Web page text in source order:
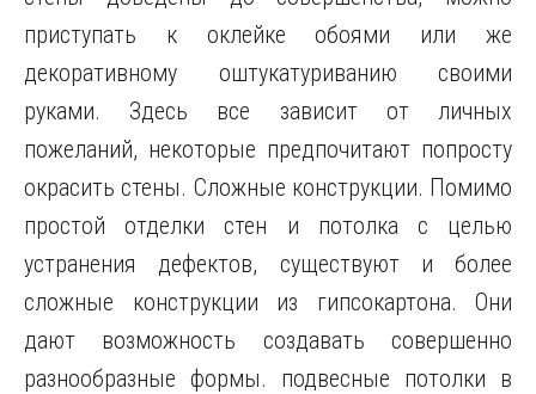
приступать к оклейке обоями или же
декоративному оштукатуриванию своими
руками. Здесь все зависит от личных
пожеланий, некоторые предпочитают попросту
окрасить стены. Сложные конструкции. Помимо
простой отделки стен и потолка с целью
устранения дефектов, существуют и более
сложные конструкции из гипсокартона. Они
дают возможность создавать совершенно
разнообразные формы. подвесные потолки в